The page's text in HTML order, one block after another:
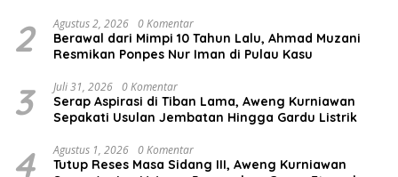
2 Agustus 2, 2026 0 Komentar
Berawal dari Mimpi 10 Tahun Lalu, Ahmad Muzani
Resmikan Ponpes Nur Iman di Pulau Kasu
3 Juli 31, 2026 0 Komentar
Serap Aspirasi di Tiban Lama, Aweng Kurniawan
Sepakati Usulan Jembatan Hingga Gardu Listrik
4 Agustus 1, 2026 0 Komentar
Tutup Reses Masa Sidang III, Aweng Kurniawan